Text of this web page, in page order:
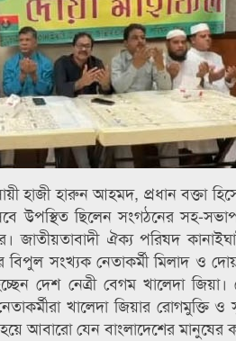
হাজী হারুন আহমদ, প্রধান
উপস্থিত ছিলেন সংগঠনের সহ-
জাতীয়তাবাদী ঐক্য পরিষদ
সংখ্যক নেতাকর্মী মিলাদ ও
দেশ নেত্রী বেগম খালেদা
খালেদা জিয়ার
হয়ে আবারো যেন বাংলাদেশের